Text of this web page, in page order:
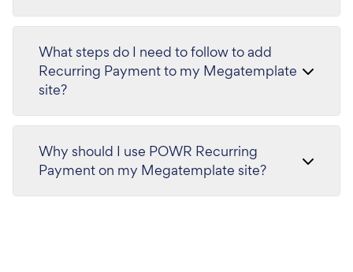
What steps do I need to follow to add
Recurring Payment to my Megatemplate
site?
Why should I use POWR Recurring
Payment on my Megatemplate site?